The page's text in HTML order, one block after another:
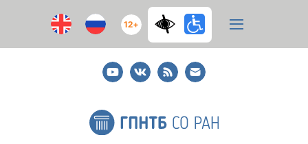
12+
YoutubeВКонтакте
RSS
E-
mail
подписка